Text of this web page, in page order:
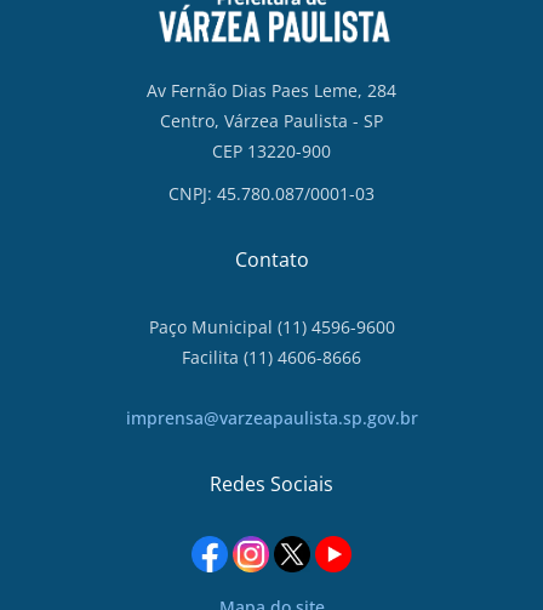
Av Fernão Dias Paes Leme, 284
Centro, Várzea Paulista - SP
CEP 13220-900
CNPJ: 45.780.087/0001-03
Contato
Paço Municipal (11) 4596-9600
Facilita (11) 4606-8666
imprensa@varzeapaulista.sp.gov.br
Redes Sociais